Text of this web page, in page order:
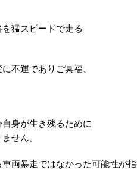
猛スピードで走る
不運でありご冥福、
身が生き残るために
せん。
両暴走ではなかった可能性が指